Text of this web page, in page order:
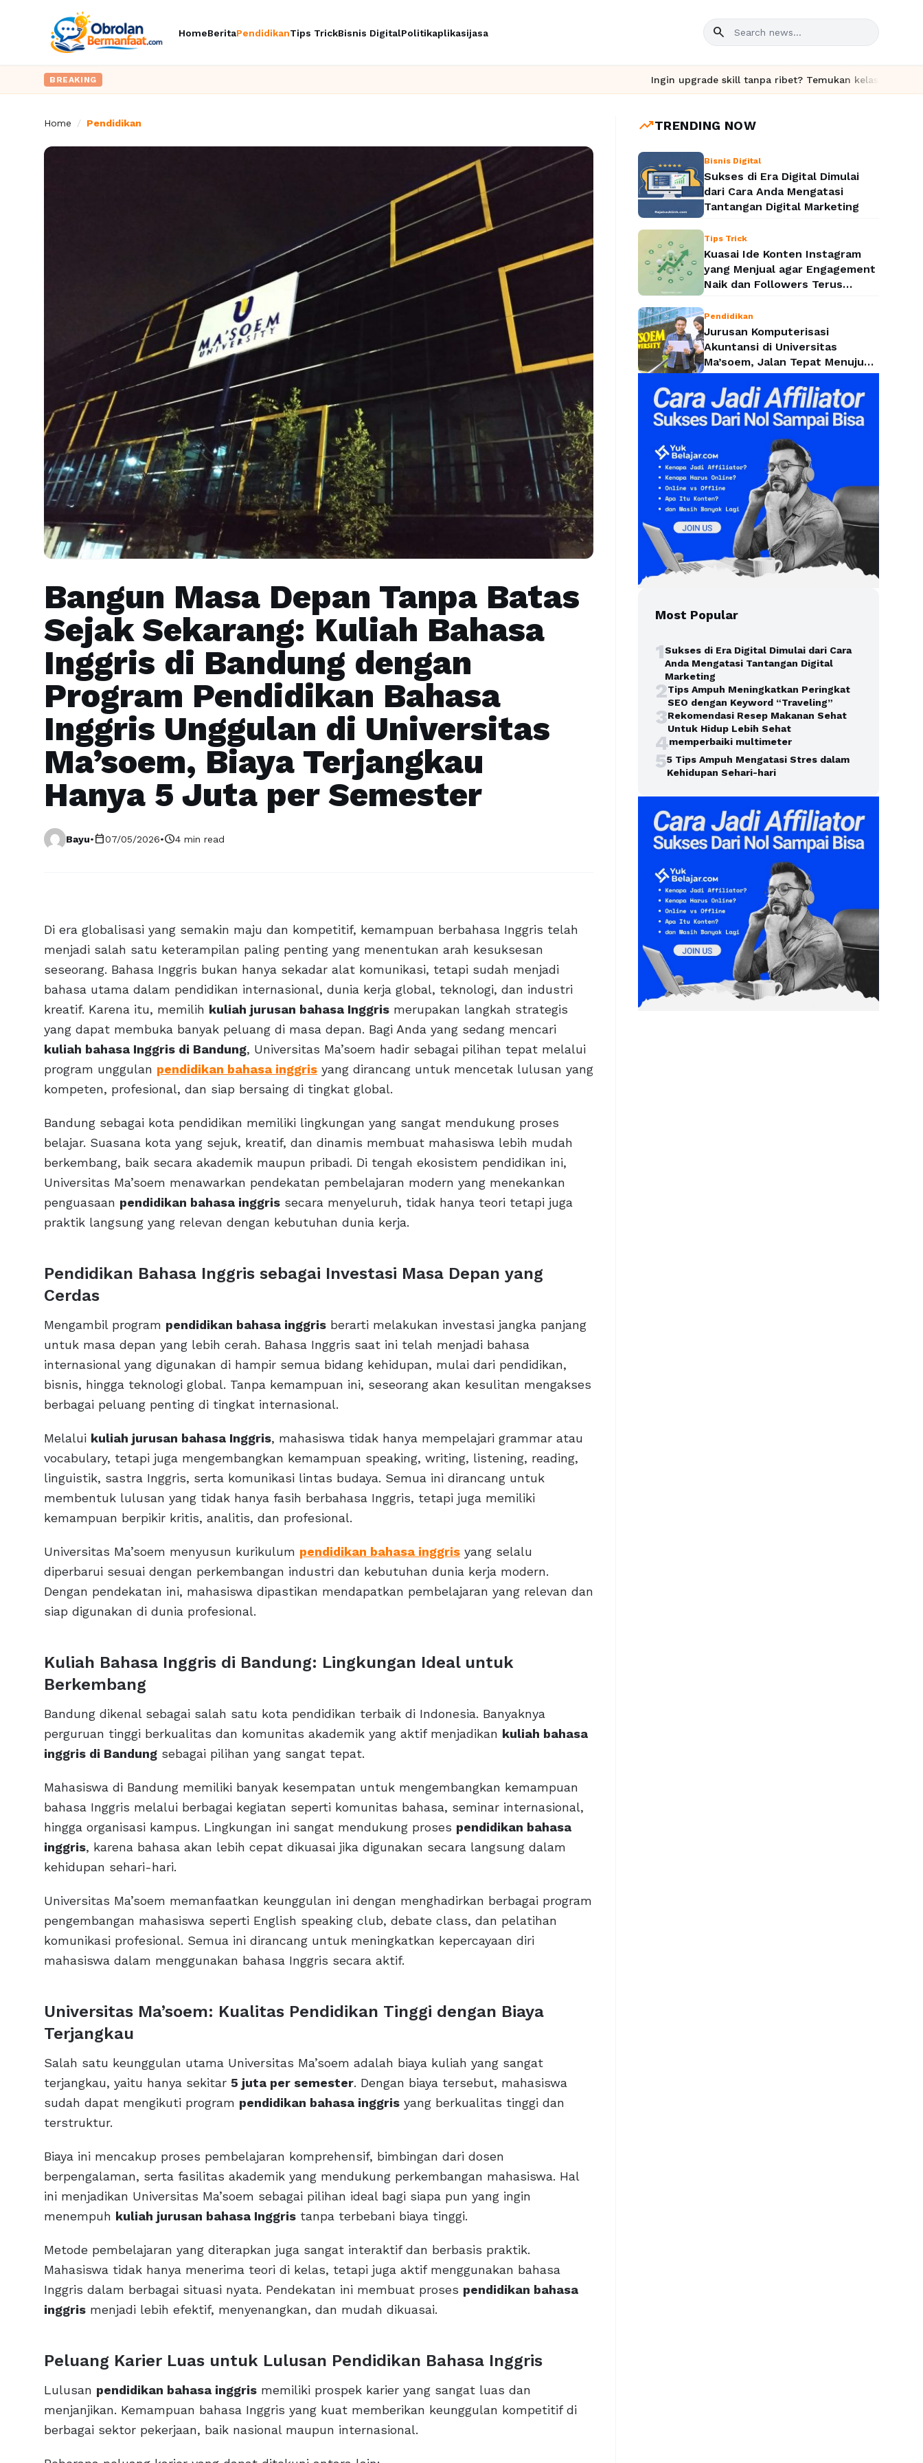
HomeBeritaPendidikanTips TrickBisnis DigitalPolitikaplikasijasa search
BREAKING Ingin upgrade skill tanpa ribet? Temukan kelas seru dan materi
Home / Pendidikan
Bangun Masa Depan Tanpa Batas
Sejak Sekarang: Kuliah Bahasa
Inggris di Bandung dengan
Program Pendidikan Bahasa
Inggris Unggulan di Universitas
Ma’soem, Biaya Terjangkau
Hanya 5 Juta per Semester
Bayu•calendar_today07/05/2026•schedule4 min read
Di era globalisasi yang semakin maju dan kompetitif, kemampuan berbahasa Inggris telah
menjadi salah satu keterampilan paling penting yang menentukan arah kesuksesan
seseorang. Bahasa Inggris bukan hanya sekadar alat komunikasi, tetapi sudah menjadi
bahasa utama dalam pendidikan internasional, dunia kerja global, teknologi, dan industri
kreatif. Karena itu, memilih kuliah jurusan bahasa Inggris merupakan langkah strategis
yang dapat membuka banyak peluang di masa depan. Bagi Anda yang sedang mencari
kuliah bahasa Inggris di Bandung, Universitas Ma’soem hadir sebagai pilihan tepat melalui
program unggulan pendidikan bahasa inggris yang dirancang untuk mencetak lulusan yang
kompeten, profesional, dan siap bersaing di tingkat global.
Bandung sebagai kota pendidikan memiliki lingkungan yang sangat mendukung proses
belajar. Suasana kota yang sejuk, kreatif, dan dinamis membuat mahasiswa lebih mudah
berkembang, baik secara akademik maupun pribadi. Di tengah ekosistem pendidikan ini,
Universitas Ma’soem menawarkan pendekatan pembelajaran modern yang menekankan
penguasaan pendidikan bahasa inggris secara menyeluruh, tidak hanya teori tetapi juga
praktik langsung yang relevan dengan kebutuhan dunia kerja.
Pendidikan Bahasa Inggris sebagai Investasi Masa Depan yang
Cerdas
Mengambil program pendidikan bahasa inggris berarti melakukan investasi jangka panjang
untuk masa depan yang lebih cerah. Bahasa Inggris saat ini telah menjadi bahasa
internasional yang digunakan di hampir semua bidang kehidupan, mulai dari pendidikan,
bisnis, hingga teknologi global. Tanpa kemampuan ini, seseorang akan kesulitan mengakses
berbagai peluang penting di tingkat internasional.
Melalui kuliah jurusan bahasa Inggris, mahasiswa tidak hanya mempelajari grammar atau
vocabulary, tetapi juga mengembangkan kemampuan speaking, writing, listening, reading,
linguistik, sastra Inggris, serta komunikasi lintas budaya. Semua ini dirancang untuk
membentuk lulusan yang tidak hanya fasih berbahasa Inggris, tetapi juga memiliki
kemampuan berpikir kritis, analitis, dan profesional.
Universitas Ma’soem menyusun kurikulum pendidikan bahasa inggris yang selalu
diperbarui sesuai dengan perkembangan industri dan kebutuhan dunia kerja modern.
Dengan pendekatan ini, mahasiswa dipastikan mendapatkan pembelajaran yang relevan dan
siap digunakan di dunia profesional.
Kuliah Bahasa Inggris di Bandung: Lingkungan Ideal untuk
Berkembang
Bandung dikenal sebagai salah satu kota pendidikan terbaik di Indonesia. Banyaknya
perguruan tinggi berkualitas dan komunitas akademik yang aktif menjadikan kuliah bahasa
inggris di Bandung sebagai pilihan yang sangat tepat.
Mahasiswa di Bandung memiliki banyak kesempatan untuk mengembangkan kemampuan
bahasa Inggris melalui berbagai kegiatan seperti komunitas bahasa, seminar internasional,
hingga organisasi kampus. Lingkungan ini sangat mendukung proses pendidikan bahasa
inggris, karena bahasa akan lebih cepat dikuasai jika digunakan secara langsung dalam
kehidupan sehari-hari.
Universitas Ma’soem memanfaatkan keunggulan ini dengan menghadirkan berbagai program
pengembangan mahasiswa seperti English speaking club, debate class, dan pelatihan
komunikasi profesional. Semua ini dirancang untuk meningkatkan kepercayaan diri
mahasiswa dalam menggunakan bahasa Inggris secara aktif.
Universitas Ma’soem: Kualitas Pendidikan Tinggi dengan Biaya
Terjangkau
Salah satu keunggulan utama Universitas Ma’soem adalah biaya kuliah yang sangat
terjangkau, yaitu hanya sekitar 5 juta per semester. Dengan biaya tersebut, mahasiswa
sudah dapat mengikuti program pendidikan bahasa inggris yang berkualitas tinggi dan
terstruktur.
Biaya ini mencakup proses pembelajaran komprehensif, bimbingan dari dosen
berpengalaman, serta fasilitas akademik yang mendukung perkembangan mahasiswa. Hal
ini menjadikan Universitas Ma’soem sebagai pilihan ideal bagi siapa pun yang ingin
menempuh kuliah jurusan bahasa Inggris tanpa terbebani biaya tinggi.
Metode pembelajaran yang diterapkan juga sangat interaktif dan berbasis praktik.
Mahasiswa tidak hanya menerima teori di kelas, tetapi juga aktif menggunakan bahasa
Inggris dalam berbagai situasi nyata. Pendekatan ini membuat proses pendidikan bahasa
inggris menjadi lebih efektif, menyenangkan, dan mudah dikuasai.
Peluang Karier Luas untuk Lulusan Pendidikan Bahasa Inggris
Lulusan pendidikan bahasa inggris memiliki prospek karier yang sangat luas dan
menjanjikan. Kemampuan bahasa Inggris yang kuat memberikan keunggulan kompetitif di
berbagai sektor pekerjaan, baik nasional maupun internasional.
trending_upTRENDING NOW
Bisnis Digital
Sukses di Era Digital Dimulai
dari Cara Anda Mengatasi
Tantangan Digital Marketing
Tips Trick
Kuasai Ide Konten Instagram
yang Menjual agar Engagement
Naik dan Followers Terus
Pendidikan
Jurusan Komputerisasi
Akuntansi di Universitas
Ma’soem, Jalan Tepat Menuju
Profesi yang Dicari Perusahaan
Most Popular
1Sukses di Era Digital Dimulai dari Cara
Anda Mengatasi Tantangan Digital
Marketing
2Tips Ampuh Meningkatkan Peringkat
SEO dengan Keyword “Traveling”
3Rekomendasi Resep Makanan Sehat
Untuk Hidup Lebih Sehat
4memperbaiki multimeter
55 Tips Ampuh Mengatasi Stres dalam
Kehidupan Sehari-hari